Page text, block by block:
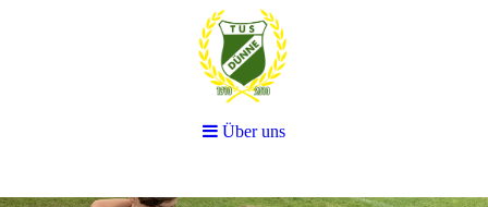
Über uns